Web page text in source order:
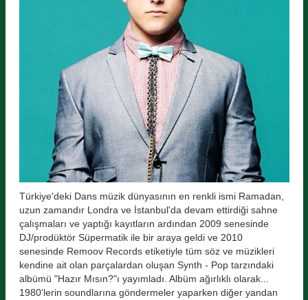
Türkiye'deki Dans müzik dünyasının en renkli ismi Ramadan,
uzun zamandır Londra ve İstanbul'da devam ettirdiği sahne
çalışmaları ve yaptığı kayıtların ardından 2009 senesinde
DJ/prodüktör Süpermatik ile bir araya geldi ve 2010
senesinde Remoov Records etiketiyle tüm söz ve müzikleri
kendine ait olan parçalardan oluşan Synth - Pop tarzındaki
albümü "Hazır Mısın?"ı yayımladı. Albüm ağırlıklı olarak...
1980'lerin soundlarına göndermeler yaparken diğer yandan